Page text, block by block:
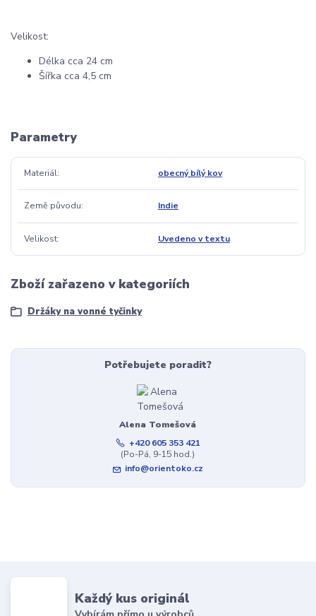
Velikost:
Délka cca 24 cm
Šířka cca 4,5 cm
Parametry
Materiál obecný bílý kov
Země původu Indie
Velikost Uvedeno v textu
Zboží zařazeno v kategoriích
Držáky na vonné tyčinky
Potřebujete poradit?
Alena Tomešová
+420 605 353 421
(Po-Pá, 9-15 hod.)
info@orientoko.cz
Každý kus originál